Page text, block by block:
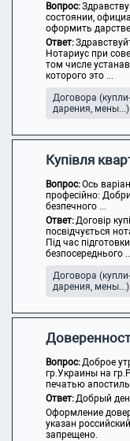
Вопрос:
состоянии,
оформить
Ответ:
Нотариус при
том числе
которого это ...
Договора
дарения, мены...)
Купівля
Вопрос:Ось
професійно:
безпечного ...
Ответ:Договір
посвідчується
Під час
безпосереднього
Договора
дарения, мены...)
Вопрос:Доброе
гр.Украины на
печатью апостиль
Ответ:Добрый
Оформление
указан
запрещено.